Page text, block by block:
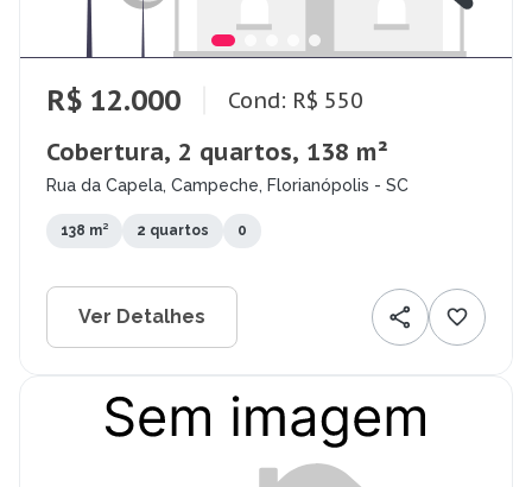
R$ 12.000 Cond: R$ 550
Cobertura, 2 quartos, 138 m²
Rua da Capela, Campeche, Florianópolis - SC
138 m² 2 quartos 0
Ver Detalhes